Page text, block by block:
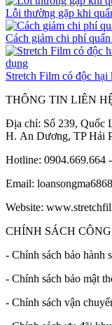
Lỗi thường gặp khi
Cách giảm chi phí
Stretch Film có độc
THÔNG TIN LIÊN
Địa chỉ: Số 239, Quốc
H. An Dương, TP Hải
Hotline: 0904.669.664
Email:
Website:
CHÍNH SÁCH
- Chính sách bảo hành
- Chính sách bảo mật
- Chính sách vận